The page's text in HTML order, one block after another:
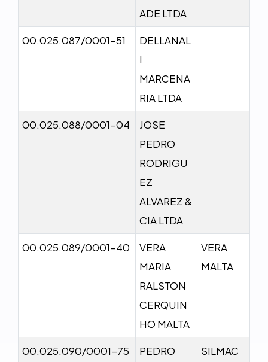
ADE LTDA
00.025.087/0001-51
DELLANAL
I
MARCENA
RIA LTDA
00.025.088/0001-04
JOSE
PEDRO
RODRIGU
EZ
ALVAREZ &
CIA LTDA
00.025.089/0001-40
VERA
MARIA
RALSTON
CERQUIN
HO MALTA
VERA
MALTA
00.025.090/0001-75
PEDRO
SILMAC